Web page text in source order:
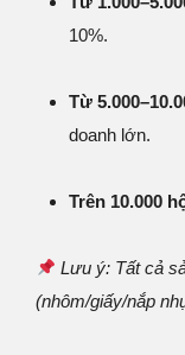
10%.
Từ
doanh lớn.
Trên 10.000
Lưu ý: Tất cả
(nhôm/giấy/nắp